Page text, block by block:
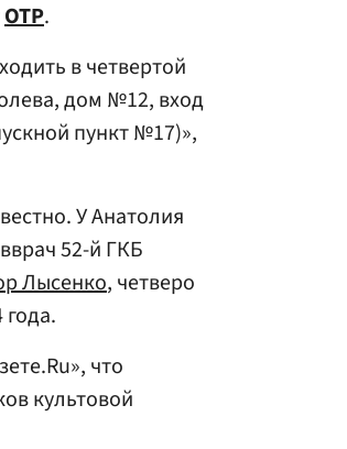
ОТР.
в четвертой
дом №12, вход
пункт №17)»,
У Анатолия
52-й ГКБ
Лысенко, четверо
что
культовой